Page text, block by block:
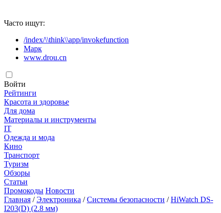
Часто ищут:
/index/\\think\\app/invokefunction
Марк
www.drou.cn
Войти
Рейтинги
Красота и здоровье
Для дома
Материалы и инструменты
IT
Одежда и мода
Кино
Транспорт
Туризм
Обзоры
Статьи
Промокоды Новости
Главная /Электроника /Системы безопасности /HiWatch DS-
I203(D) (2.8 мм)